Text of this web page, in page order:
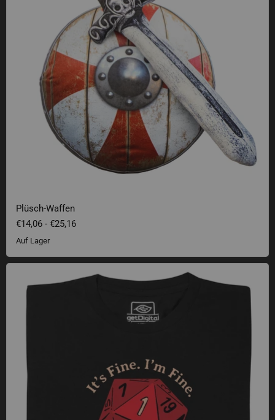
Plüsch-Waffen
€14,06 - €25,16
Auf Lager